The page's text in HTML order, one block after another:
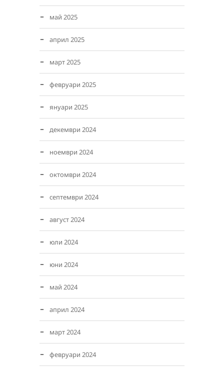
май 2025
април 2025
март 2025
февруари 2025
януари 2025
декември 2024
ноември 2024
октомври 2024
септември 2024
август 2024
юли 2024
юни 2024
май 2024
април 2024
март 2024
февруари 2024